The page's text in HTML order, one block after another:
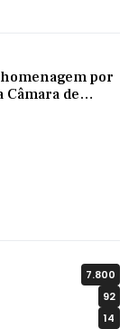
por
Câmara de
7.800
92
14